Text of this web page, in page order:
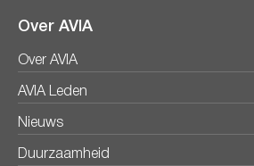
Over AVIA
Over AVIA
AVIA Leden
Nieuws
Duurzaamheid